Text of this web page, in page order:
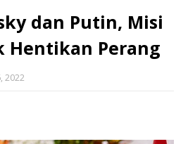
dan Putin, Misi
Hentikan Perang
2022